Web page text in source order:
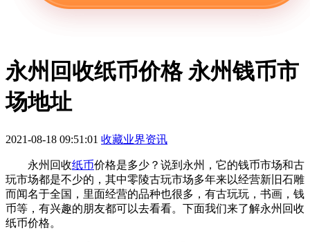
永州回收纸币价格 永州钱币市
场地址
2021-08-18 09:51:01 收藏业界资讯
永州回收纸币价格是多少？说到永州，它的钱币市场和古
玩市场都是不少的，其中零陵古玩市场多年来以经营新旧石雕
而闻名于全国，里面经营的品种也很多，有古玩玩，书画，钱
币等，有兴趣的朋友都可以去看看。下面我们来了解永州回收
纸币价格。